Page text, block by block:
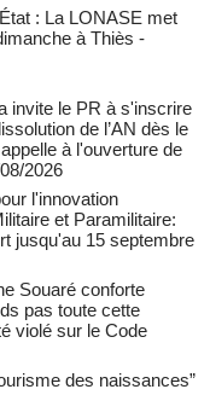
: La LONASE met
à Thiès -
invite le PR à s'inscrire
de l’AN dès le
à l'ouverture de
2026
l'innovation
et Paramilitaire:
jusqu'au 15 septembre
Souaré conforte
pas toute cette
violé sur le Code
des naissances”